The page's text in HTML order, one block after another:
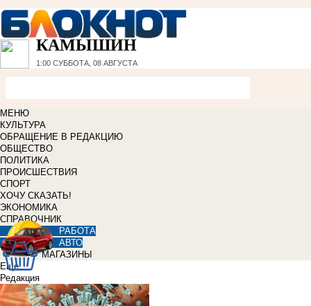
КАМЫШИН
1:00 СУББОТА, 08 АВГУСТА
МЕНЮ
КУЛЬТУРА
ОБРАЩЕНИЕ В РЕДАКЦИЮ
ОБЩЕСТВО
ПОЛИТИКА
ПРОИСШЕСТВИЯ
СПОРТ
ХОЧУ СКАЗАТЬ!
ЭКОНОМИКА
СПРАВОЧНИК
РАБОТА
АВТО
МАГАЗИНЫ
Еще
Редакция